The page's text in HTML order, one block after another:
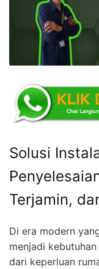
Solusi
Terjamin,
Di era modern
menjadi
dari keperluan